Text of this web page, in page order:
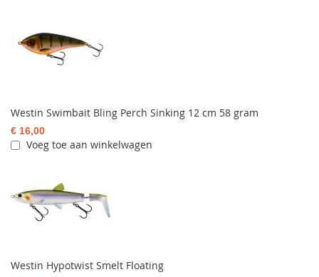
Westin Swimbait Bling Perch Sinking 12 cm 58 gram
€ 16,00
Voeg toe aan winkelwagen
Westin Hypotwist Smelt Floating